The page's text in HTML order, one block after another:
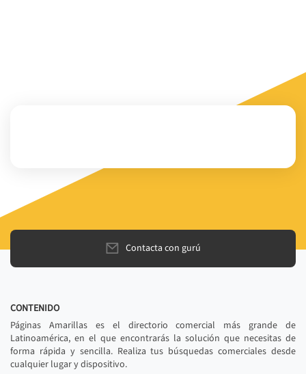
Contacta con gurú
CONTENIDO
Páginas Amarillas es el directorio comercial más grande de
Latinoamérica, en el que encontrarás la solución que necesitas de
forma rápida y sencilla. Realiza tus búsquedas comerciales desde
cualquier lugar y dispositivo.